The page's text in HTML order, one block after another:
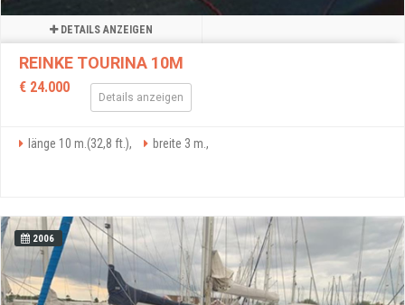
DETAILS ANZEIGEN
REINKE TOURINA 10M
€ 24.000
Details anzeigen
länge 10 m.(32,8 ft.), breite 3 m.,
2006